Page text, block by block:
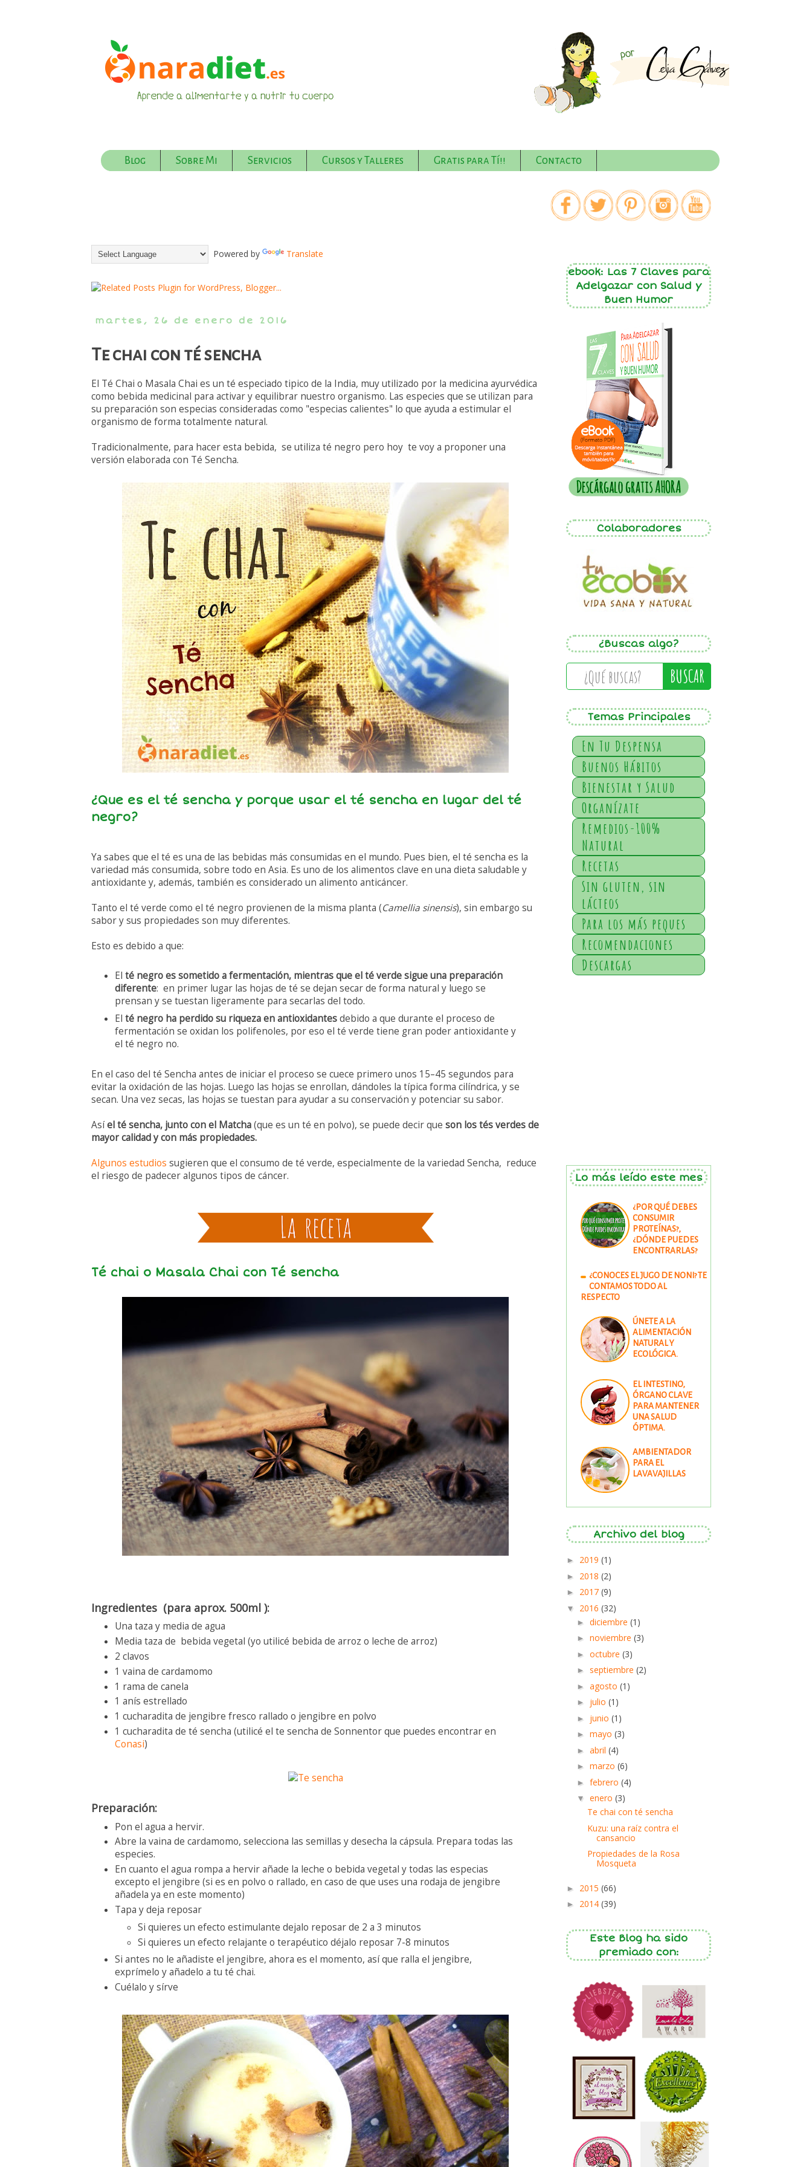
Blog Sobre Mi Servicios Cursos y Talleres Gratis para Tí!! Contacto
Powered by Translate
martes, 26 de enero de 2016
Te chai con té sencha
El Té Chai o Masala Chai es un té especiado tipico de la India, muy utilizado por la medicina ayurvédica
como bebida medicinal para activar y equilibrar nuestro organismo. Las especies que se utilizan para
su preparación son especias consideradas como "especias calientes" lo que ayuda a estimular el
organismo de forma totalmente natural.
Tradicionalmente, para hacer esta bebida, se utiliza té negro pero hoy te voy a proponer una
versión elaborada con Té Sencha.
¿Que es el té sencha y porque usar el té sencha en lugar del té
negro?
Ya sabes que el té es una de las bebidas más consumidas en el mundo. Pues bien, el té sencha es la
variedad más consumida, sobre todo en Asia. Es uno de los alimentos clave en una dieta saludable y
antioxidante y, además, también es considerado un alimento anticáncer.
Tanto el té verde como el té negro provienen de la misma planta (Camellia sinensis), sin embargo su
sabor y sus propiedades son muy diferentes.
Esto es debido a que:
El té negro es sometido a fermentación, mientras que el té verde sigue una preparación
diferente: en primer lugar las hojas de té se dejan secar de forma natural y luego se
prensan y se tuestan ligeramente para secarlas del todo.
El té negro ha perdido su riqueza en antioxidantesdebido a que durante el proceso de
fermentación se oxidan los polifenoles, por eso el té verde tiene gran poder antioxidante y
el té negro no.
En el caso del té Sencha antes de iniciar el proceso se cuece primero unos 15–45 segundos para
evitar la oxidación de las hojas. Luego las hojas se enrollan, dándoles la típica forma cilíndrica, y se
secan. Una vez secas, las hojas se tuestan para ayudar a su conservación y potenciar su sabor.
Asíel té sencha, junto con el Matcha(que es un té en polvo), se puede decir que son los tés verdes de
mayor calidad y con más propiedades.
Algunos estudios sugieren que el consumo de té verde, especialmente de la variedad Sencha, reduce
el riesgo de padecer algunos tipos de cáncer.
Té chai o Masala Chai con Té sencha
Ingredientes (para aprox. 500ml ):
Una taza y media de agua
Media taza de bebida vegetal (yo utilicé bebida de arroz o leche de arroz)
2 clavos
1 vaina de cardamomo
1 rama de canela
1 anís estrellado
1 cucharadita de jengibre fresco rallado o jengibre en polvo
1 cucharadita de té sencha (utilicé el te sencha de Sonnentor que puedes encontrar en
Conasi)
Preparación:
Pon el agua a hervir.
Abre la vaina de cardamomo, selecciona las semillas y desecha la cápsula. Prepara todas las
especies.
En cuanto el agua rompa a hervir añade la leche o bebida vegetal y todas las especias
excepto el jengibre (si es en polvo o rallado, en caso de que uses una rodaja de jengibre
añadela ya en este momento)
Tapa y deja reposar
Si quieres un efecto estimulante dejalo reposar de 2 a 3 minutos
Si quieres un efecto relajante o terapéutico déjalo reposar 7-8 minutos
Si antes no le añadiste el jengibre, ahora es el momento, así que ralla el jengibre,
exprímelo y añadelo a tu té chai.
Cuélalo y sírve
ebook: Las 7 Claves para
Adelgazar con Salud y
Buen Humor
Colaboradores
¿Buscas algo?
BUSCAR
Temas Principales
En Tu Despensa
Buenos Hábitos
Bienestar y Salud
Organízate
Remedios-100%
Natural
Recetas
Sin gluten, sin
lácteos
Para los más peques
Recomendaciones
Descargas
Lo más leído este mes
¿POR QUÉ DEBES
CONSUMIR
PROTEÍNAS?,
¿DÓNDE PUEDES
ENCONTRARLAS?
¿CONOCES EL JUGO DE NONI? TE
CONTAMOS TODO AL
RESPECTO
ÚNETE A LA
ALIMENTACIÓN
NATURAL Y
ECOLÓGICA.
EL INTESTINO,
ÓRGANO CLAVE
PARA MANTENER
UNA SALUD
ÓPTIMA.
AMBIENTADOR
PARA EL
LAVAVAJILLAS
Archivo del blog
► 2019 (1)
► 2018 (2)
► 2017 (9)
▼ 2016 (32)
► diciembre (1)
► noviembre (3)
► octubre (3)
► septiembre (2)
► agosto (1)
► julio (1)
► junio (1)
► mayo (3)
► abril (4)
► marzo (6)
► febrero (4)
▼ enero (3)
Te chai con té sencha
Kuzu: una raíz contra el
cansancio
Propiedades de la Rosa
Mosqueta
► 2015 (66)
► 2014 (39)
Este Blog ha sido
premiado con: